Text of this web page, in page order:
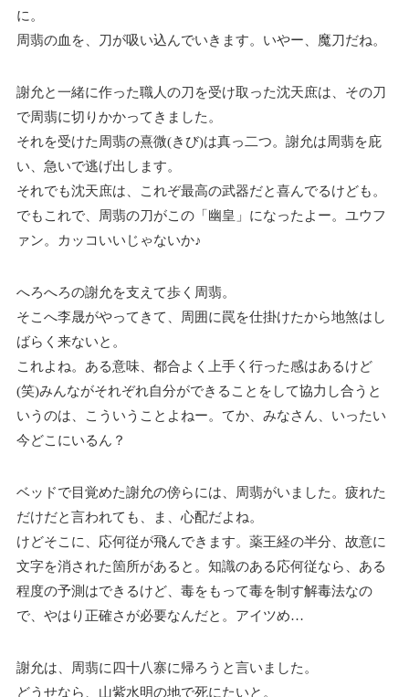
に。
周翡の血を、刀が吸い込んでいきます。いやー、魔刀だね。
謝允と一緒に作った職人の刀を受け取った沈天庶は、その刀
で周翡に切りかかってきました。
それを受けた周翡の熹微(きび)は真っ二つ。謝允は周翡を庇
い、急いで逃げ出します。
それでも沈天庶は、これぞ最高の武器だと喜んでるけども。
でもこれで、周翡の刀がこの「幽皇」になったよー。ユウフ
ァン。カッコいいじゃないか♪
へろへろの謝允を支えて歩く周翡。
そこへ李晟がやってきて、周囲に罠を仕掛けたから地煞はし
ばらく来ないと。
これよね。ある意味、都合よく上手く行った感はあるけど
(笑)みんながそれぞれ自分ができることをして協力し合うと
いうのは、こういうことよねー。てか、みなさん、いったい
今どこにいるん？
ベッドで目覚めた謝允の傍らには、周翡がいました。疲れた
だけだと言われても、ま、心配だよね。
けどそこに、応何従が飛んできます。薬王経の半分、故意に
文字を消された箇所があると。知識のある応何従なら、ある
程度の予測はできるけど、毒をもって毒を制す解毒法なの
で、やはり正確さが必要なんだと。アイツめ…
謝允は、周翡に四十八寨に帰ろうと言いました。
どうせなら、山紫水明の地で死にたいと。